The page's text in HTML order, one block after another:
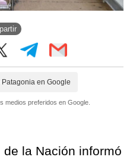
en Google
medios preferidos en Google.
la Nación informó